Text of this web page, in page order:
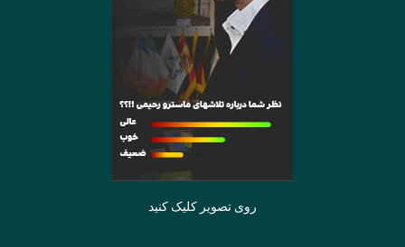
روی تصویر کلیک کنید